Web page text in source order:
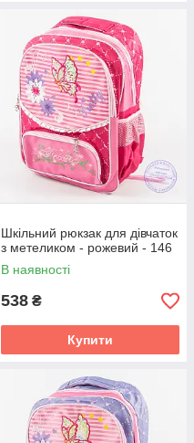
Шкільний рюкзак для дівчаток
з метеликом - рожевий - 146
В наявності
538 ₴
Купити